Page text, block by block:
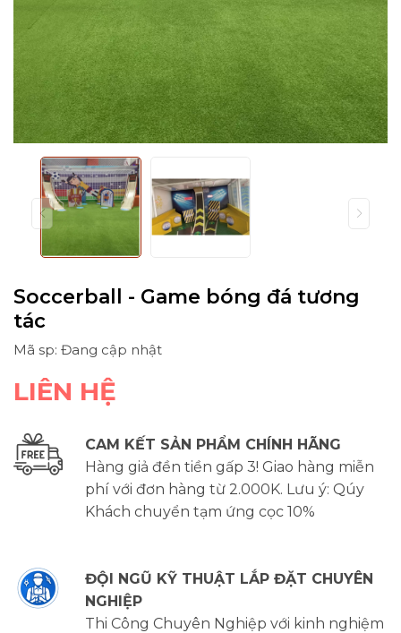
Soccerball - Game bóng đá tương
tác
Mã sp: Đang cập nhật
LIÊN HỆ
CAM KẾT SẢN PHẨM CHÍNH HÃNG
Hàng giả đền tiền gấp 3! Giao hàng miễn
phí với đơn hàng từ 2.000K. Lưu ý: Qúy
Khách chuyển tạm ứng cọc 10%
ĐỘI NGŨ KỸ THUẬT LẮP ĐẶT CHUYÊN
NGHIỆP
Thi Công Chuyên Nghiệp với kinh nghiệm